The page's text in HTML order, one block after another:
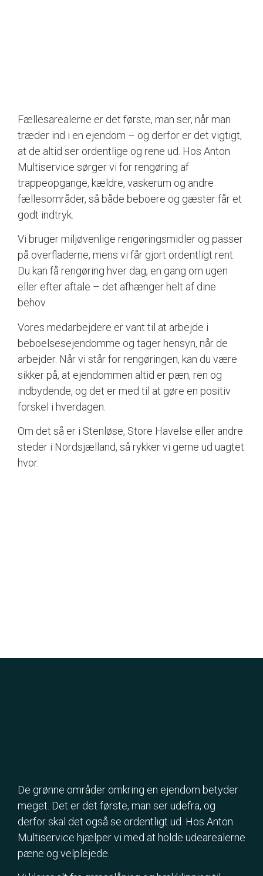
Fællesarealerne er det første, man ser, når man
træder ind i en ejendom – og derfor er det vigtigt,
at de altid ser ordentlige og rene ud. Hos Anton
Multiservice sørger vi for rengøring af
trappeopgange, kældre, vaskerum og andre
fællesområder, så både beboere og gæster får et
godt indtryk.
Vi bruger miljøvenlige rengøringsmidler og passer
på overfladerne, mens vi får gjort ordentligt rent.
Du kan få rengøring hver dag, en gang om ugen
eller efter aftale – det afhænger helt af dine
behov.
Vores medarbejdere er vant til at arbejde i
beboelsesejendomme og tager hensyn, når de
arbejder. Når vi står for rengøringen, kan du være
sikker på, at ejendommen altid er pæn, ren og
indbydende, og det er med til at gøre en positiv
forskel i hverdagen.
Om det så er i Stenløse, Store Havelse eller andre
steder i Nordsjælland, så rykker vi gerne ud uagtet
hvor.
De grønne områder omkring en ejendom betyder
meget. Det er det første, man ser udefra, og
derfor skal det også se ordentligt ud. Hos Anton
Multiservice hjælper vi med at holde udearealerne
pæne og velplejede.